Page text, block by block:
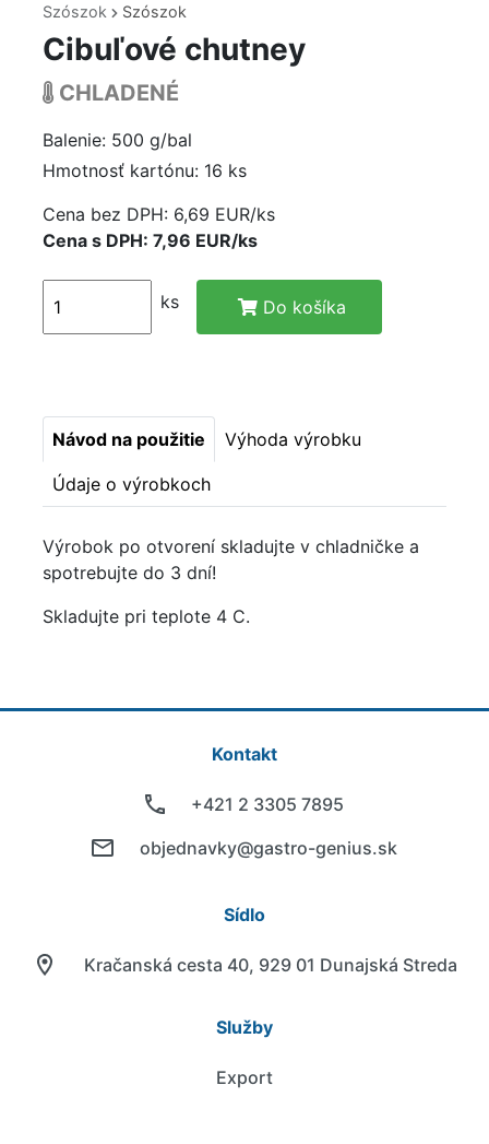
Szószok Szószok
Cibuľové chutney
CHLADENÉ
Balenie: 500 g/bal
Hmotnosť kartónu: 16 ks
Cena bez DPH: 6,69 EUR/ks
Cena s DPH: 7,96 EUR/ks
ks Do košíka
Návod na použitie Výhoda výrobku
Údaje o výrobkoch
Výrobok po otvorení skladujte v chladničke a
spotrebujte do 3 dní!
Skladujte pri teplote 4 C.
Kontakt
+421 2 3305 7895
objednavky@gastro-genius.sk
Sídlo
Kračanská cesta 40, 929 01 Dunajská Streda
Služby
Export